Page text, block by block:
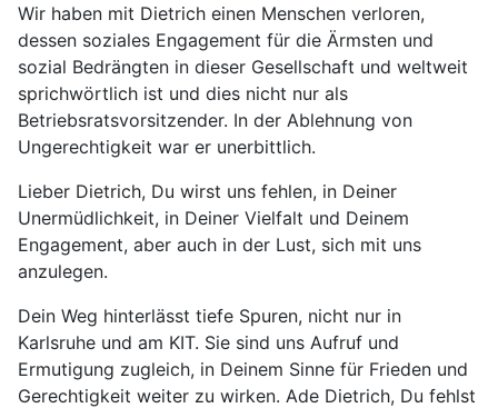
Wir haben mit Dietrich einen Menschen verloren,
dessen soziales Engagement für die Ärmsten und
sozial Bedrängten in dieser Gesellschaft und weltweit
sprichwörtlich ist und dies nicht nur als
Betriebsratsvorsitzender. In der Ablehnung von
Ungerechtigkeit war er unerbittlich.
Lieber Dietrich, Du wirst uns fehlen, in Deiner
Unermüdlichkeit, in Deiner Vielfalt und Deinem
Engagement, aber auch in der Lust, sich mit uns
anzulegen.
Dein Weg hinterlässt tiefe Spuren, nicht nur in
Karlsruhe und am KIT. Sie sind uns Aufruf und
Ermutigung zugleich, in Deinem Sinne für Frieden und
Gerechtigkeit weiter zu wirken. Ade Dietrich, Du fehlst